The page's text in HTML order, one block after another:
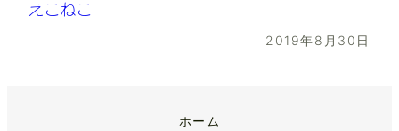
えこねこ
2019年8月30日
ホーム